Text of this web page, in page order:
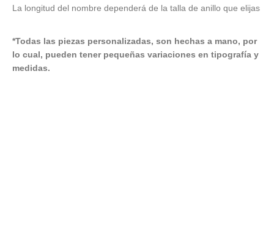
La longitud del nombre dependerá de la talla de anillo que elijas
*Todas las piezas personalizadas, son hechas a mano, por
lo cual, pueden tener pequeñas variaciones en tipografía y
medidas.